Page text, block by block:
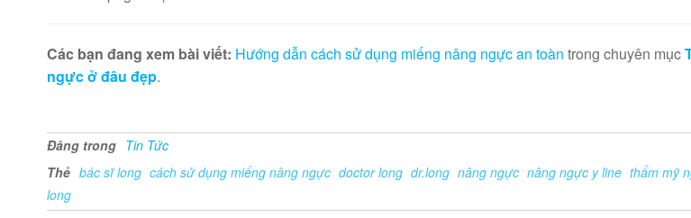
Các bạn đang xem bài viết: Hướng dẫn cách sử dụng miếng nâng ngực an toàn trong chuyên mục
ngực ở đâu đẹp.
Đăng trong Tin Tức
Thẻ bác sĩ long cách sử dụng miếng nâng ngực doctor long dr.long nâng ngực nâng ngực y line thẩm mỹ
long